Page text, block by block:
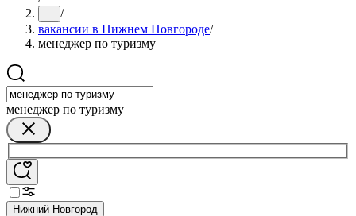
... /
вакансии в Нижнем Новгороде/
менеджер по туризму
менеджер по туризму
Нижний Новгород